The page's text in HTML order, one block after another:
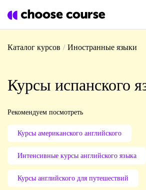
Каталог курсов / Иностранные языки
Курсы испанского
Рекомендуем посмотреть
Курсы американского английского
Интенсивные курсы английского языка
Курсы английского для путешествий